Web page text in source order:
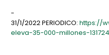
-
31/1/2022 PERIODICO:https://
eleva-35-000-millones-